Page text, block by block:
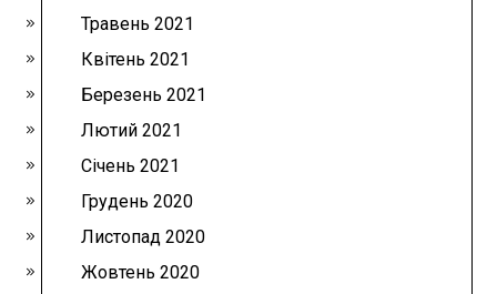
Травень 2021
Квітень 2021
Березень 2021
Лютий 2021
Січень 2021
Грудень 2020
Листопад 2020
Жовтень 2020